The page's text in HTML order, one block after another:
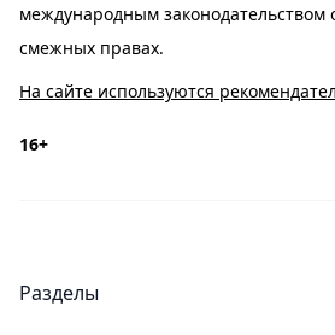
международным законодательством
смежных правах.
На сайте используются
16+
Разделы